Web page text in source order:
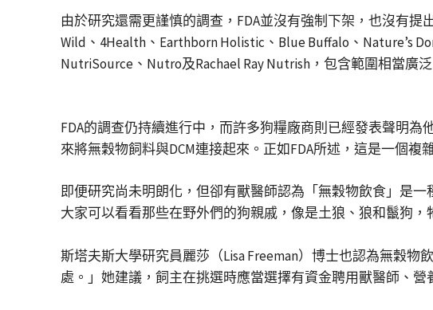
由於研究還需更謹慎的調查，FDA並沒有強制下架，也沒有
Wild、4Health、Earthborn Holistic、Blue Buffalo、Nature’s
NutriSource、Nutro及Rachael Ray Nutrish，包含範圍相當廣
FDA的調查仍持續進行中，而許多狗糧廠商則已經發表聲明
來將無穀物飼料與DCM連接起來。正如FDA所述，這是一個
即便研究尚未明朗化，但卻有獸醫師認為「無穀物飲食」是
大家可以看看那些在野外們的狗親戚，像是土狼、狼和鬣狗
斯塔夫斯大學研究員麗莎（Lisa Freeman）博士也認為無穀
處。」她建議，飼主在挑選時應當選擇有資金聘用獸醫師、